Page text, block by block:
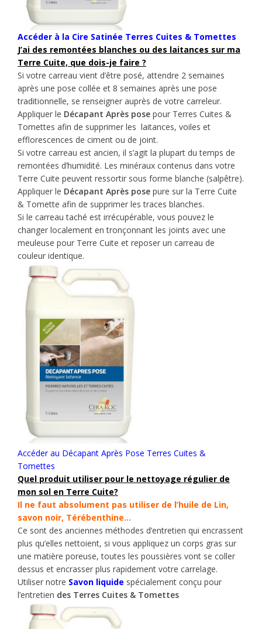
Accéder à la Cire Satinée Terres Cuites & Tomettes
J’ai des remontées blanches ou des laitances sur ma
Terre Cuite, que dois-je faire ?
Si votre carreau vient d’être posé, attendre 2 semaines
après une pose collée et 8 semaines après une pose
traditionnelle, se renseigner auprès de votre carreleur.
Appliquer le Décapant Après pose pour Terres Cuites &
Tomettes afin de supprimer les laitances, voiles et
efflorescences de ciment ou de joint.
Si votre carreau est ancien, il s’agit la plupart du temps de
remontées d’humidité. Les minéraux contenus dans votre
Terre Cuite peuvent ressortir sous forme blanche (salpêtre).
Appliquer le Décapant Après pose pure sur la Terre Cuite
& Tomette afin de supprimer les traces blanches.
Si le carreau taché est irrécupérable, vous pouvez le
changer localement en tronçonnant les joints avec une
meuleuse pour Terre Cuite et reposer un carreau de
couleur identique.
Accéder au Décapant Après Pose Terres Cuites &
Tomettes
Quel produit utiliser pour le nettoyage régulier de
mon sol en Terre Cuite?
Il ne faut absolument pas utiliser de l’huile de Lin,
savon noir, Térébenthine…
Ce sont des anciennes méthodes d’entretien qui encrassent
plus qu’elles nettoient, si vous appliquez un corps gras sur
une matière poreuse, toutes les poussières vont se coller
dessus et encrasser plus rapidement votre carrelage.
Utiliser notre Savon liquide spécialement conçu pour
l’entretien des Terres Cuites & Tomettes